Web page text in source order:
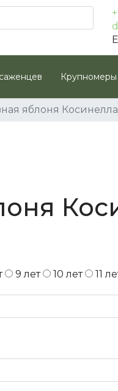
Крупномеры
яблоня Косинелла
9 лет 10 лет 11